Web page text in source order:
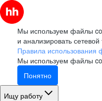
Мы используем файлы
и анализировать
Правила использования
Мы используем файлы
Понятно
Ищу работу